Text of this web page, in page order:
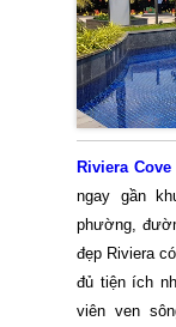
Riviera
ngay gần
phường,
đẹp Riviera
đủ tiện ích
viên ven